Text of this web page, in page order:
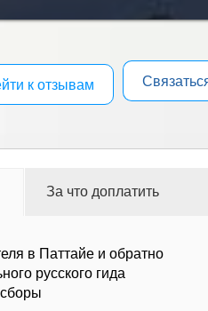
к отзывам
в Паттайе и обратно
русского гида
За что доплатить